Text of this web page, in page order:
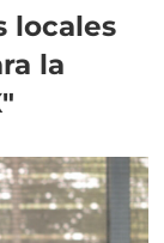
locales
la